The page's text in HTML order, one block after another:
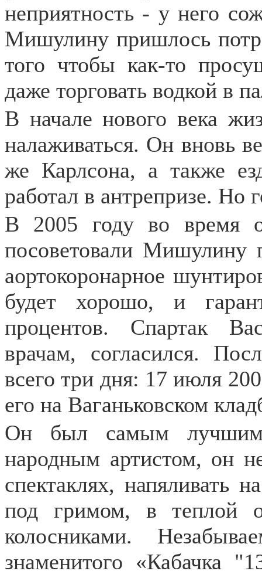
неприятность - у него
Мишулину пришлось
того чтобы как-то
даже торговать водкой в
В начале нового века
налаживаться. Он вновь
же Карлсона, а также
работал в антрепризе. Но
В 2005 году во время
посоветовали Мишулину
аортокоронарное
будет хорошо, и
процентов. Спартак
врачам, согласился.
всего три дня: 17 июля
его на Ваганьковском
Он был самым
народным артистом, он
спектаклях, напяливать
под гримом, в теплой
колосниками.
знаменитого «Кабачка